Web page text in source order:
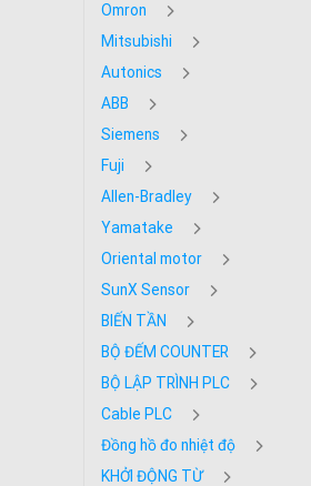
Omron
Mitsubishi
Autonics
ABB
Siemens
Fuji
Allen-Bradley
Yamatake
Oriental motor
SunX Sensor
BIẾN TẦN
BỘ ĐẾM COUNTER
BỘ LẬP TRÌNH PLC
Cable PLC
Đồng hồ đo nhiệt độ
KHỞI ĐỘNG TỪ